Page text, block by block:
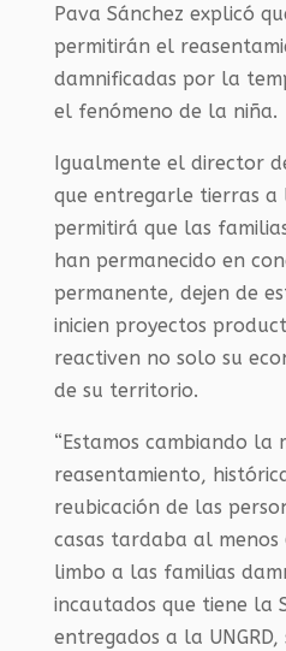
Pava Sánchez explicó
permitirán el
damnificadas por la
el fenómeno de la niña.
Igualmente el director
que entregarle tierras a
permitirá que las
han permanecido en
permanente, dejen de
inicien proyectos
reactiven no solo su
de su territorio.​
“Estamos cambiando la
reasentamiento,
reubicación de las
casas tardaba al
limbo a las familias
incautados que tiene la
entregados a la